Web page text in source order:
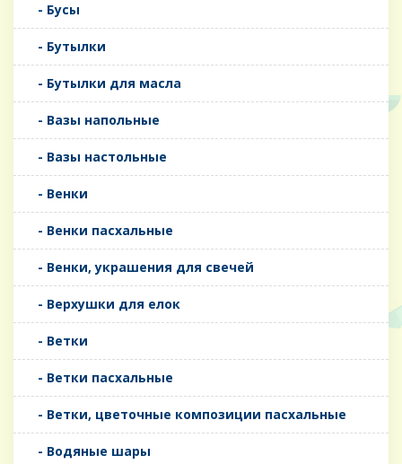
- Бусы
- Бутылки
- Бутылки для масла
- Вазы напольные
- Вазы настольные
- Венки
- Венки пасхальные
- Венки, украшения для свечей
- Верхушки для елок
- Ветки
- Ветки пасхальные
- Ветки, цветочные композиции пасхальные
- Водяные шары